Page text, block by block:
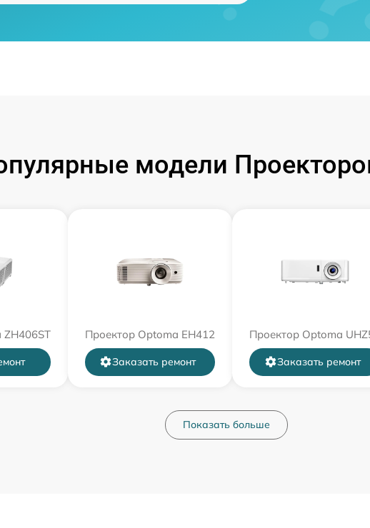
модели
ZH406ST Проектор Optoma EH412
Заказать ремонт
Проектор Optoma
Заказать ремонт
Показать больше